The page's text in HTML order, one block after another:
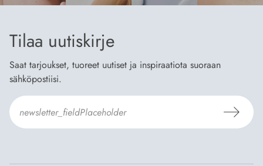
Tilaa uutiskirje
Saat tarjoukset, tuoreet uutiset ja inspiraatiota suoraan
sähköpostiisi.